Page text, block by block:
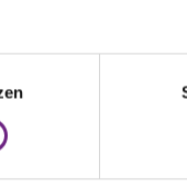
– Fittinge,
Jahr besonders auf